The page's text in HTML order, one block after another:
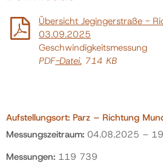
Übersicht Jegingerstraße -
03.09.2025
Geschwindigkeitsmessung
PDF-Datei, 714 KB
Aufstellungsort: Parz – Richtung
Messungszeitraum: 04.08.2025 –
Messungen: 119 739